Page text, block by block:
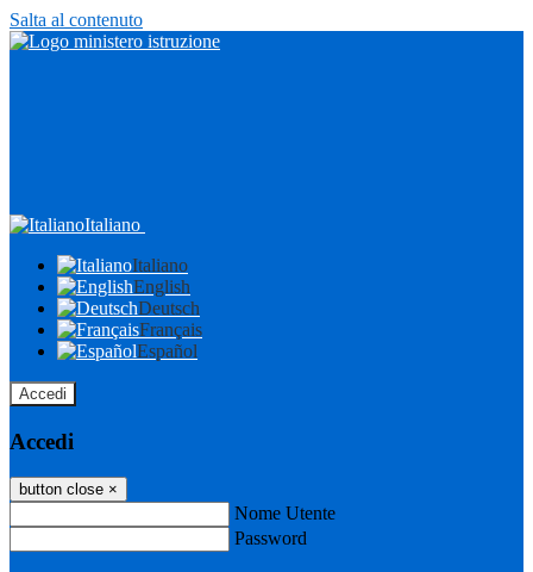
Salta al contenuto
Italiano
Italiano
English
Deutsch
Français
Español
Accedi
Accedi
button close ×
Nome Utente
Password